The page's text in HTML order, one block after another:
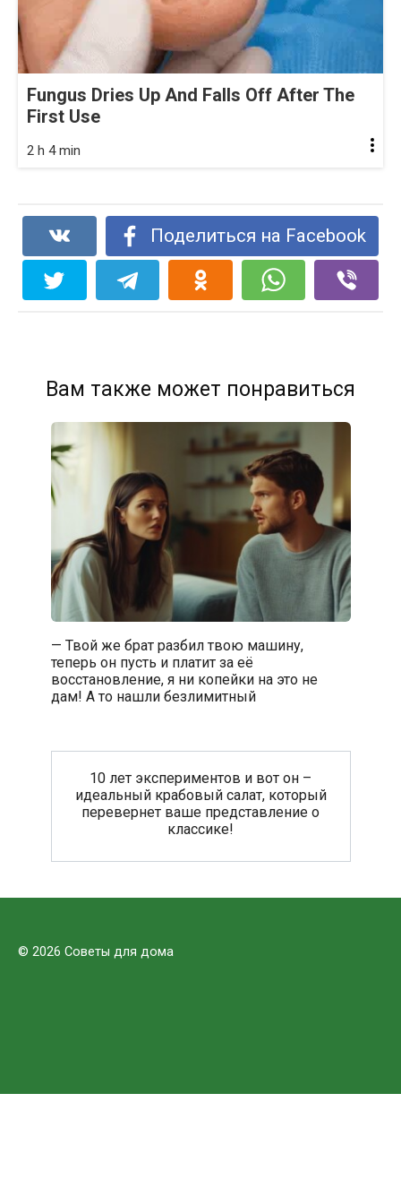
Fungus Dries Up And Falls Off After The
First Use
2 h 4 min
Поделиться на Facebook
Вам также может понравиться
— Твой же брат разбил твою машину,
теперь он пусть и платит за её
восстановление, я ни копейки на это не
дам! А то нашли безлимитный
10 лет экспериментов и вот он –
идеальный крабовый салат, который
перевернет ваше представление о
классике!
© 2026 Советы для дома